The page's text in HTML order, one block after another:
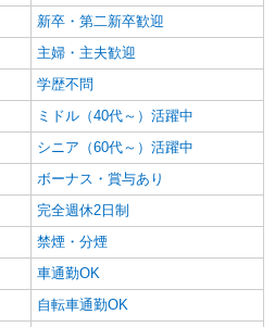
詳細を見る
新卒・第二新卒歓迎
主婦・主夫歓迎
学歴不問
ミドル（40代～）活躍中
シニア（60代～）活躍中
ボーナス・賞与あり
完全週休2日制
禁煙・分煙
車通勤OK
自転車通勤OK